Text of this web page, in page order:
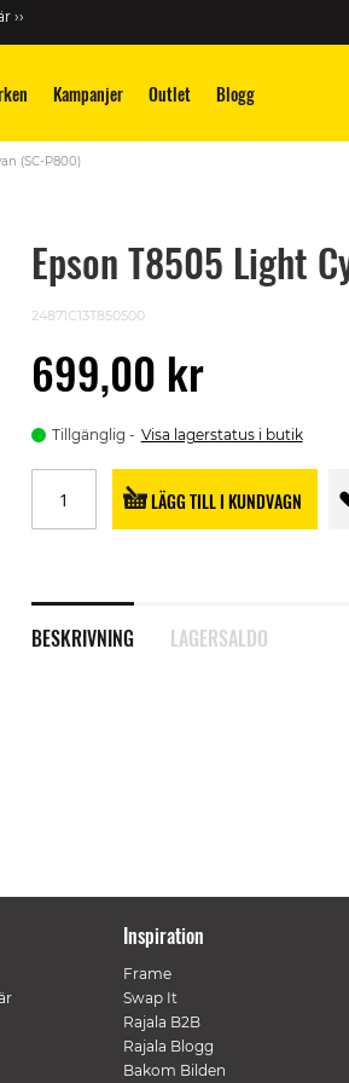
››
Kampanjer Outlet Blogg
(SC-P800)
Epson T8505 Light
24871C13T850500
699,00 kr
Tillgänglig Visa lagerstatus i butik
LÄGG TILL I KUNDVAGN
BESKRIVNING LAGERSALDO
Inspiration
Frame
Swap It
Rajala B2B
Rajala Blogg
Bakom Bilden